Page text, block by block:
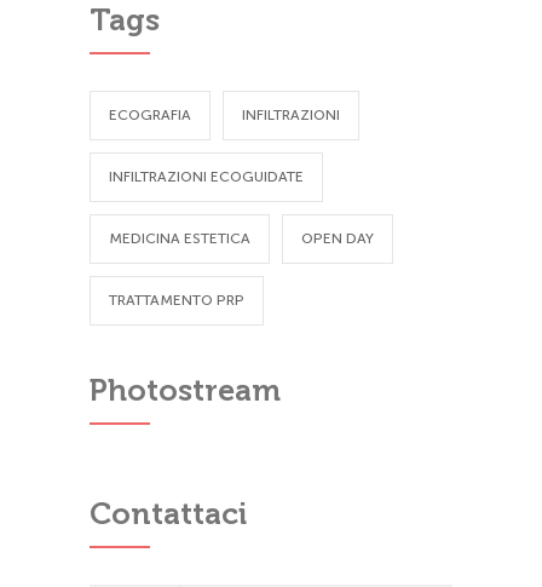
Tags
ECOGRAFIA INFILTRAZIONI
INFILTRAZIONI ECOGUIDATE
MEDICINA ESTETICA OPEN DAY
TRATTAMENTO PRP
Photostream
Contattaci